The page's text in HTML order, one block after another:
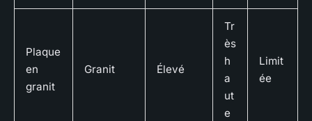
Plaque
en
granit
Granit Élevé
Tr
ès
h
a
ut
e
Limit
ée